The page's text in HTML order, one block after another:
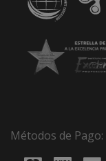
Métodos de Pago: